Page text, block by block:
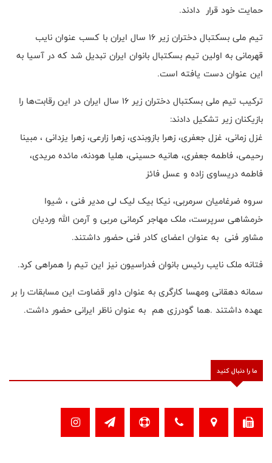
حمایت خود قرار دادند.
تیم ملی بسکتبال دختران زیر ۱۶ سال ایران با کسب عنوان نایب
قهرمانی به اولین تیم بسکتبال بانوان ایران تبدیل شد که در آسیا به
این عنوان دست یافته است.
ترکیب تیم ملی بسکتبال دختران زیر ۱۶ سال ایران در این رقابت‌ها را
بازیکنان زیر تشکیل دادند:
غزل زمانی، غزل جعفری، زهرا بازوبندی، زهرا زارعی، زهرا یزدانی ، مبینا
رحیمی، فاطمه جعفری، هانیه حسینی، هلیا هودنه، مائده مریدی،
فاطمه دریساوی زاده و عسل فائز
سروه ضرغامیان سرمربی، نیکا بیک لیک لی مدیر فنی ، شیوا
خرمشاهی سرپرست، ملک مهاجر کرمانی مربی و آرمن الله وردیان
مشاور فنی به عنوان اعضای کادر فنی حضور داشتند.
فتانه ملک نایب رئیس بانوان فدراسیون نیز این تیم را همراهی کرد.
سمانه دهقانی ومهسا کارگری به عنوان داور قضاوت این مسابقات را بر
عهده داشتند .هما گودرزی هم به عنوان ناظر ایرانی حضور داشت.
ما را دنبال کنید